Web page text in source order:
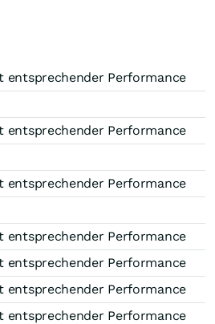
entsprechender Performance
entsprechender Performance
entsprechender Performance
entsprechender Performance
entsprechender Performance
entsprechender Performance
entsprechender Performance